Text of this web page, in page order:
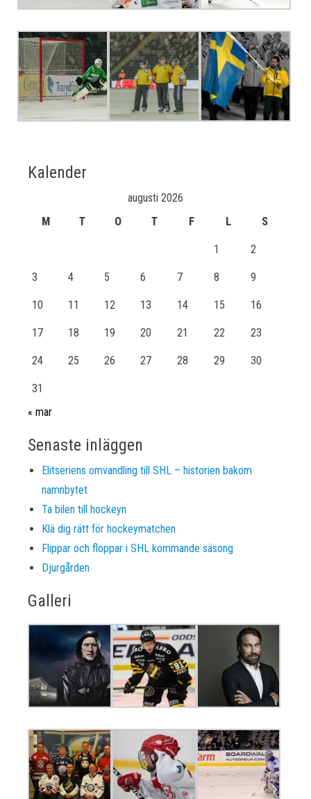
Kalender
augusti 2026
M
T O T F L S
1 2
3 4 5 6 7 8 9
10 11 12 13 14 15 16
17 18 19 20 21 22 23
24 25 26 27 28 29 30
31
« mar
Senaste inläggen
Elitseriens omvandling till SHL – historien bakom
namnbytet
Ta bilen till hockeyn
Klä dig rätt för hockeymatchen
Flippar och floppar i SHL kommande säsong
Djurgården
Galleri